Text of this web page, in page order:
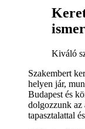
Kiváló
Szakembert
helyen jár,
Budapest és
dolgozzunk az
tapasztalattal